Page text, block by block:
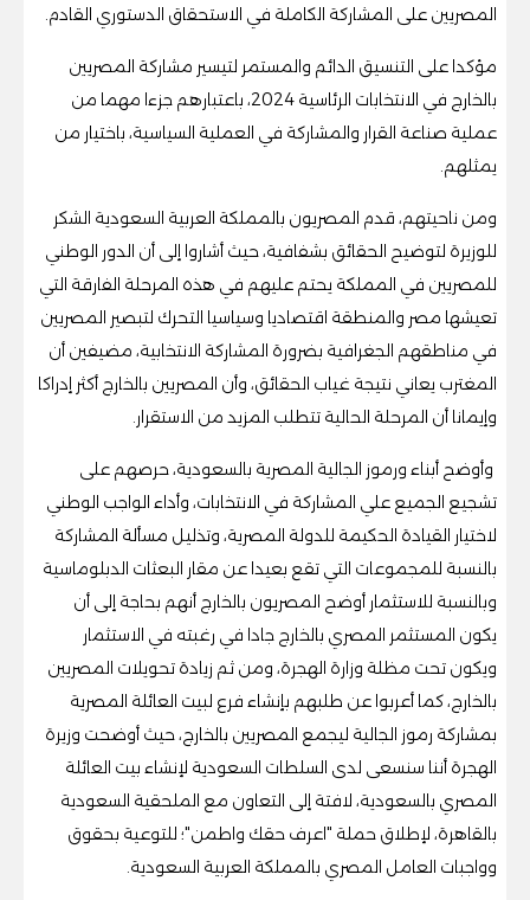
المصريين على المشاركة الكاملة في الاستحقاق الدستوري القادم.
مؤكدا على التنسيق الدائم والمستمر لتيسير مشاركة المصريين
بالخارج في الانتخابات الرئاسية 2024، باعتبارهم جزءا مهما من
عملية صناعة القرار والمشاركة في العملية السياسية، باختيار من
يمثلهم.
ومن ناحيتهم، قدم المصريون بالمملكة العربية السعودية الشكر
للوزيرة لتوضيح الحقائق بشفافية، حيث أشاروا إلى أن الدور الوطني
للمصريين في المملكة يحتم عليهم في هذه المرحلة الفارقة التي
تعيشها مصر والمنطقة اقتصاديا وسياسيا التحرك لتبصير المصريين
في مناطقهم الجغرافية بضرورة المشاركة الانتخابية، مضيفين أن
المغترب يعاني نتيجة غياب الحقائق، وأن المصريين بالخارج أكثر إدراكا
وإيمانا أن المرحلة الحالية تتطلب المزيد من الاستقرار.
وأوضح أبناء ورموز الجالية المصرية بالسعودية، حرصهم على
تشجيع الجميع علي المشاركة في الانتخابات، وأداء الواجب الوطني
لاختيار القيادة الحكيمة للدولة المصرية، وتذليل مسألة المشاركة
بالنسبة للمجموعات التي تقع بعيدا عن مقار البعثات الدبلوماسية
وبالنسبة للاستثمار أوضح المصريون بالخارج أنهم بحاجة إلى أن
يكون المستثمر المصري بالخارج جادا في رغبته في الاستثمار
ويكون تحت مظلة وزارة الهجرة، ومن ثم زيادة تحويلات المصريين
بالخارج، كما أعربوا عن طلبهم بإنشاء فرع لبيت العائلة المصرية
بمشاركة رموز الجالية ليجمع المصريين بالخارج، حيث أوضحت وزيرة
الهجرة أننا سنسعى لدى السلطات السعودية لإنشاء بيت العائلة
المصري بالسعودية، لافتة إلى التعاون مع الملحقية السعودية
بالقاهرة، لإطلاق حملة "اعرف حقك واطمن"؛ للتوعية بحقوق
وواجبات العامل المصري بالمملكة العربية السعودية.